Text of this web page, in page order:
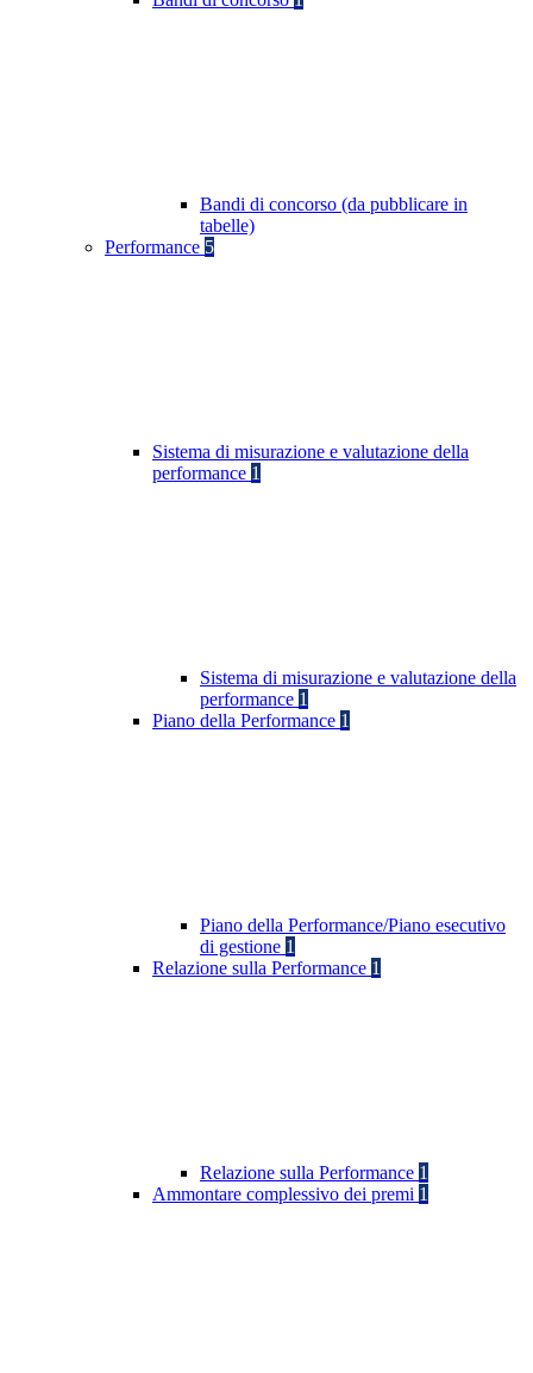
Bandi di concorso (da pubblicare in
tabelle)
Performance 5
Sistema di misurazione e valutazione della
performance 1
Sistema di misurazione e valutazione della
performance 1
Piano della Performance 1
Piano della Performance/Piano esecutivo
di gestione 1
Relazione sulla Performance 1
Relazione sulla Performance 1
Ammontare complessivo dei premi 1